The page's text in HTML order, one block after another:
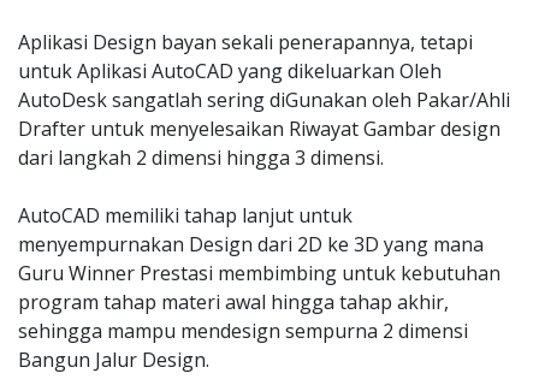
Aplikasi Design bayan sekali penerapannya, tetapi
untuk Aplikasi AutoCAD yang dikeluarkan Oleh
AutoDesk sangatlah sering diGunakan oleh Pakar/Ahli
Drafter untuk menyelesaikan Riwayat Gambar design
dari langkah 2 dimensi hingga 3 dimensi.
AutoCAD memiliki tahap lanjut untuk
menyempurnakan Design dari 2D ke 3D yang mana
Guru Winner Prestasi membimbing untuk kebutuhan
program tahap materi awal hingga tahap akhir,
sehingga mampu mendesign sempurna 2 dimensi
Bangun Jalur Design.